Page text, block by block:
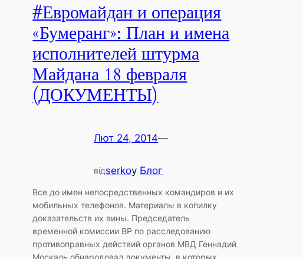
#Евромайдан и операция
«Бумеранг»: План и имена
исполнителей штурма
Майдана 18 февраля
(ДОКУМЕНТЫ)
Лют 24, 2014—
відserkoу Блог
Все до имен непосредственных командиров и их
мобильных телефонов. Материалы в копилку
доказательств их вины. Председатель
временной комиссии ВР по расследованию
противоправных действий органов МВД Геннадий
Москаль обнародовал документы, в которых